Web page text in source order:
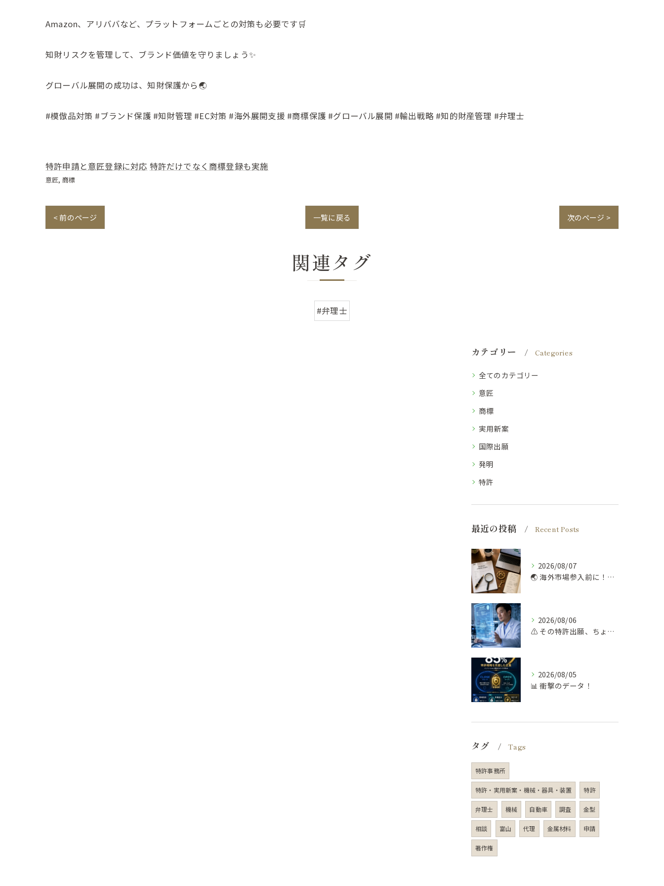
Amazon、アリババなど、プラットフォームごとの対策も必要です🛒
知財リスクを管理して、ブランド価値を守りましょう✨
グローバル展開の成功は、知財保護から🌏
#模倣品対策 #ブランド保護 #知財管理 #EC対策 #海外展開支援 #商標保護 #グローバル展開 #輸出戦略 #知的財産管理 #弁理士
特許申請と意匠登録に対応 特許だけでなく商標登録も実施
意匠 商標
< 前のページ 一覧に戻る 次のページ >
関連タグ
#弁理士
カテゴリー Categories
全てのカテゴリー
意匠
商標
実用新案
国際出願
発明
特許
最近の投稿 Recent Posts
2026/08/07
🌏 海外市場参入前に！弁理士が勧める知財デューデリ 🔍
2026/08/06
⚠️ その特許出願、ちょっと待って！
2026/08/05
📊 衝撃のデータ！
タグ Tags
特許事務所
特許・実用新案・機械・器具・装置 特許
弁理士 機械 自動車 調査 金型
相談 富山 代理 金属材料 申請
著作権